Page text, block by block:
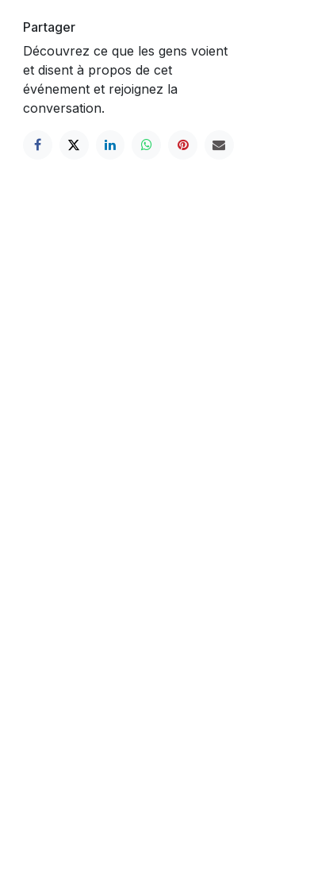
Partager
Découvrez ce que les gens voient
et disent à propos de cet
événement et rejoignez la
conversation.